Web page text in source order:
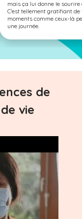
mais ça lui donne le sourire
C’est tellement gratifiant
moments comme ceux-là
une journée.
de
vie